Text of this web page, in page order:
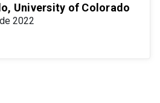
University of Colorado
2022